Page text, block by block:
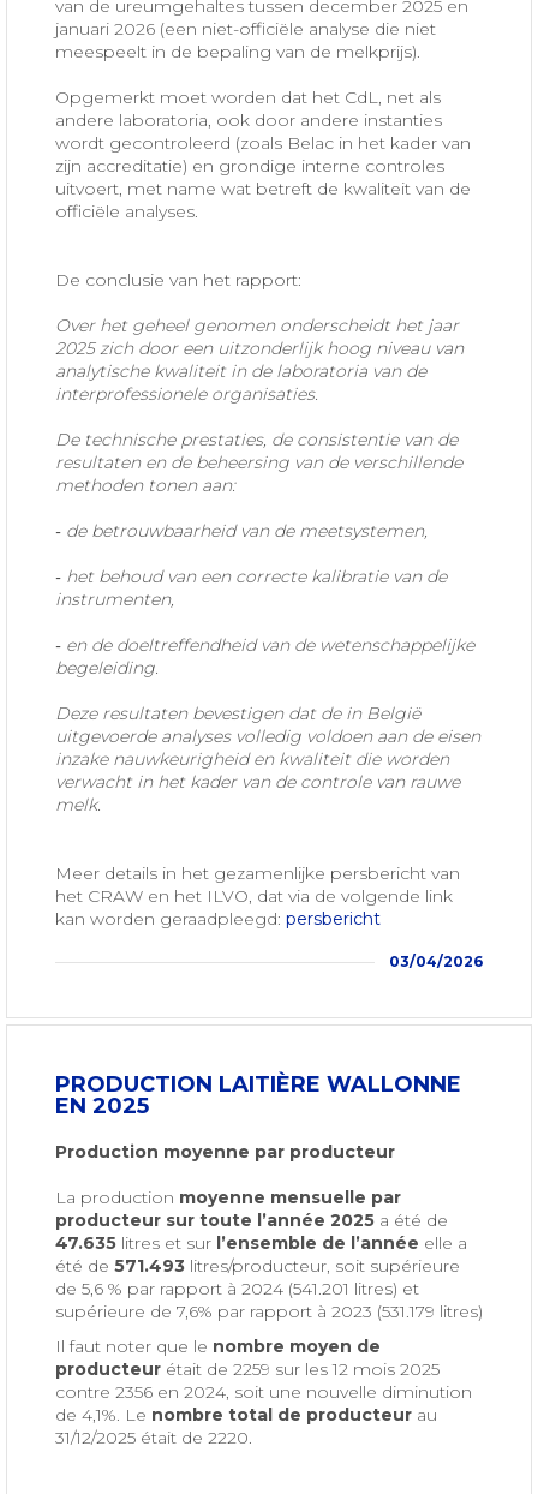
van de ureumgehaltes tussen december 2025 en
januari 2026 (een niet-officiële analyse die niet
meespeelt in de bepaling van de melkprijs).
Opgemerkt moet worden dat het CdL, net als
andere laboratoria, ook door andere instanties
wordt gecontroleerd (zoals Belac in het kader van
zijn accreditatie) en grondige interne controles
uitvoert, met name wat betreft de kwaliteit van de
officiële analyses.
De conclusie van het rapport:
Over het geheel genomen onderscheidt het jaar
2025 zich door een uitzonderlijk hoog niveau van
analytische kwaliteit in de laboratoria van de
interprofessionele organisaties.
De technische prestaties, de consistentie van de
resultaten en de beheersing van de verschillende
methoden tonen aan:
‐ de betrouwbaarheid van de meetsystemen,
‐ het behoud van een correcte kalibratie van de
instrumenten,
‐ en de doeltreffendheid van de wetenschappelijke
begeleiding.
Deze resultaten bevestigen dat de in België
uitgevoerde analyses volledig voldoen aan de eisen
inzake nauwkeurigheid en kwaliteit die worden
verwacht in het kader van de controle van rauwe
melk.
Meer details in het gezamenlijke persbericht van
het CRAW en het ILVO, dat via de volgende link
kan worden geraadpleegd: persbericht
03/04/2026
PRODUCTION LAITIÈRE WALLONNE
EN 2025
Production moyenne par producteur
La production moyenne mensuelle par
producteur sur toute l’année 2025 a été de
47.635 litres et sur l’ensemble de l’année elle a
été de 571.493 litres/producteur, soit supérieure
de 5,6 % par rapport à 2024 (541.201 litres) et
supérieure de 7,6% par rapport à 2023 (531.179 litres)
Il faut noter que le nombre moyen de
producteur était de 2259 sur les 12 mois 2025
contre 2356 en 2024, soit une nouvelle diminution
de 4,1%. Le nombre total de producteur au
31/12/2025 était de 2220.